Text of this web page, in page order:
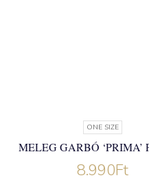
ONE SIZE
MELEG GARBÓ ‘PRIMA’
8.990Ft